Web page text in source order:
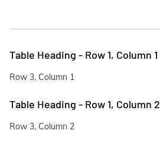
Table Heading - Row 1, Column 1
Row 3, Column 1
Table Heading - Row 1, Column 2
Row 3, Column 2